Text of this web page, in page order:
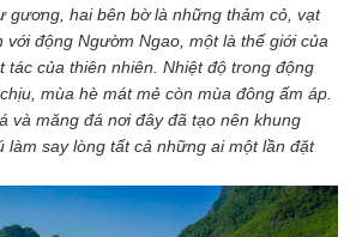
gương, hai bên bờ là những thảm cỏ, vạt
động Ngườm Ngao, một là thế giới của
tác của thiên nhiên. Nhiệt độ trong động
mùa hè mát mẻ còn mùa đông ấm áp.
và măng đá nơi đây đã tạo nên khung
làm say lòng tất cả những ai một lần đặt